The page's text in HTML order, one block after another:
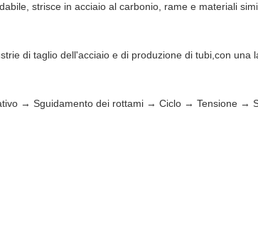
strisce in acciaio al carbonio, rame e materiali
di taglio dell'acciaio e di produzione di tubi,con una
→ Sguidamento dei rottami → Ciclo → Tensione →